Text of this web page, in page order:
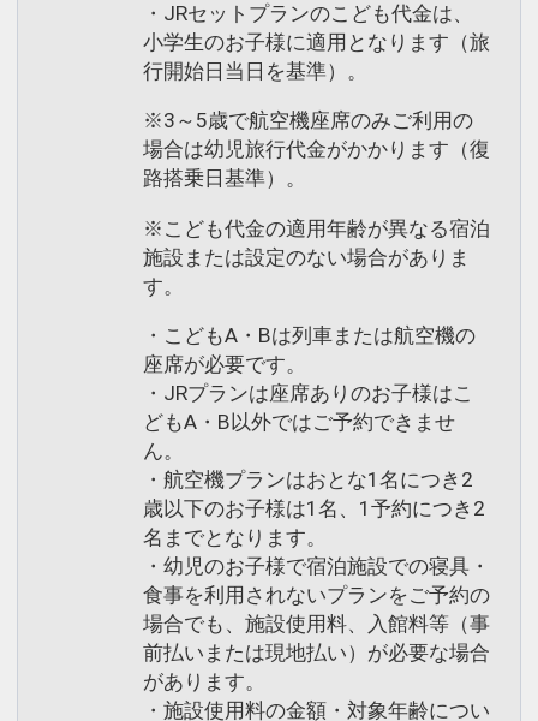
・JRセットプランのこども代金は、
小学生のお子様に適用となります（旅
行開始日当日を基準）。
※3～5歳で航空機座席のみご利用の
場合は幼児旅行代金がかかります（復
路搭乗日基準）。
※こども代金の適用年齢が異なる宿泊
施設または設定のない場合がありま
す。
・こどもA・Bは列車または航空機の
座席が必要です。
・JRプランは座席ありのお子様はこ
どもA・B以外ではご予約できませ
ん。
・航空機プランはおとな1名につき2
歳以下のお子様は1名、1予約につき2
名までとなります。
・幼児のお子様で宿泊施設での寝具・
食事を利用されないプランをご予約の
場合でも、施設使用料、入館料等（事
前払いまたは現地払い）が必要な場合
があります。
・施設使用料の金額・対象年齢につい